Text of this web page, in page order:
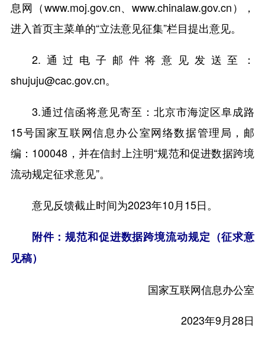
息网（www.moj.gov.cn、www.chinalaw.gov.cn），
进入首页主菜单的“立法意见征集”栏目提出意见。
2.通过电子邮件将意见发送至：
shujuju@cac.gov.cn。
3.通过信函将意见寄至：北京市海淀区阜成路
15号国家互联网信息办公室网络数据管理局，邮
编：100048，并在信封上注明“规范和促进数据跨境
流动规定征求意见”。
意见反馈截止时间为2023年10月15日。
附件：规范和促进数据跨境流动规定（征求意
见稿）
国家互联网信息办公室
2023年9月28日